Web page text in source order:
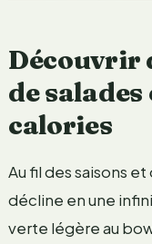
Découvrir
de
calories
Au fil des saisons
décline en une
verte légère au